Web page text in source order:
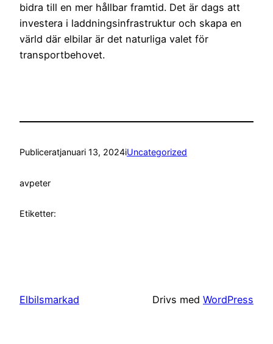
bidra till en mer hållbar framtid. Det är dags att
investera i laddningsinfrastruktur och skapa en
värld där elbilar är det naturliga valet för
transportbehovet.
Publiceratjanuari 13, 2024iUncategorized
avpeter
Etiketter:
Elbilsmarkad Drivs med WordPress